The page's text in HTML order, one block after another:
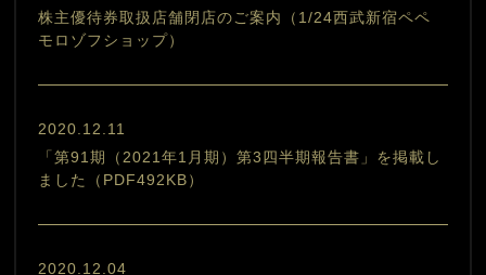
株主優待券取扱店舗閉店のご案内（1/24西武新宿ペペ
モロゾフショップ）
2020.12.11
「第91期（2021年1月期）第3四半期報告書」を掲載し
ました（PDF492KB）
2020.12.04